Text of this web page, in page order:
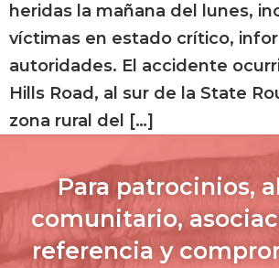
heridas la mañana del lunes,
víctimas en estado crítico,
autoridades. El accidente
Hills Road, al sur de la State
zona rural del […]
Para patrocinios,
comunitario,
referencia y